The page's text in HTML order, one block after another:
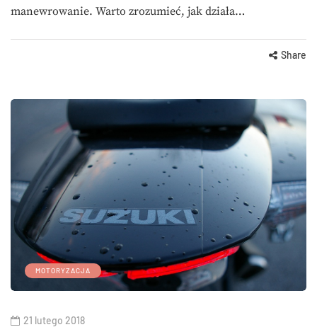
manewrowanie. Warto zrozumieć, jak działa…
Share
MOTORYZACJA
21 lutego 2018